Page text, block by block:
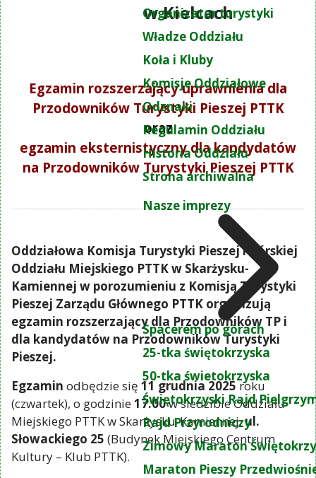
Organizator turystyki
Władze Oddziału
Koła i Kluby
Komisje Oddziałowe
Odznaki
Regulamin Oddziału
Historia Oddziału
Strona archiwalna
Nasze imprezy
Spacerem po górach
25-tka świętokrzyska
50-tka świetokrzyska
Świętokrzyski Rajd
Rajd Przyrodniczy
Zimowy Maraton
Maraton Pieszy
w Kielcach
Egzamin rozszerzający uprawnienia dla
Przodowników Turystyki Pieszej PTTK
oraz
egzamin eksternistyczny dla kandydatów
na Przodowników Turystyki Pieszej PTTK
Oddziałowa Komisja Turystyki Pieszej i Górskiej
Oddziału Miejskiego PTTK w Skarżysku-
Kamiennej w porozumieniu z Komisją Turystyki
Pieszej Zarządu Głównego PTTK organizują
egzamin rozszerzający dla Przodowników TP i
dla kandydatów na Przodowników Turystyki
Pieszej.
Egzamin odbędzie się 11 grudnia 2025roku
(czwartek), o godzinie 17.00w siedzibie Oddziału
Miejskiego PTTK w Skarżysku-Kamiennej,ul.
Słowackiego 25 (Budynek Miejskiego Centrum
Kultury – Klub PTTK).